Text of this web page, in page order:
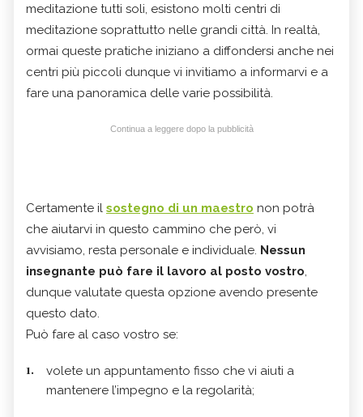
meditazione tutti soli, esistono molti centri di
meditazione soprattutto nelle grandi città. In realtà,
ormai queste pratiche iniziano a diffondersi anche nei
centri più piccoli dunque vi invitiamo a informarvi e a
fare una panoramica delle varie possibilità.
Continua a leggere dopo la pubblicità
Certamente il sostegno di un maestro non potrà
che aiutarvi in questo cammino che però, vi
avvisiamo, resta personale e individuale. Nessun
insegnante può fare il lavoro al posto vostro,
dunque valutate questa opzione avendo presente
questo dato.
Può fare al caso vostro se:
volete un appuntamento fisso che vi aiuti a
mantenere l’impegno e la regolarità;